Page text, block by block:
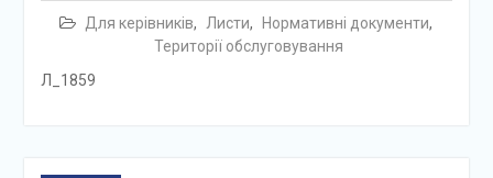
Для керівників, Листи, Нормативні документи,
Території обслуговування
Л_1859